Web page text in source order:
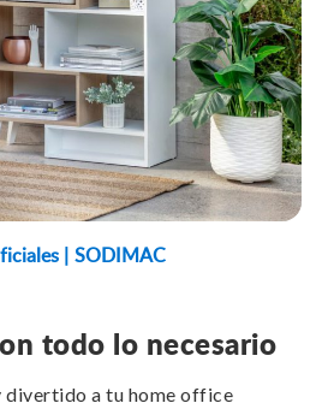
| SODIMAC
todo lo necesario
divertido a tu home office